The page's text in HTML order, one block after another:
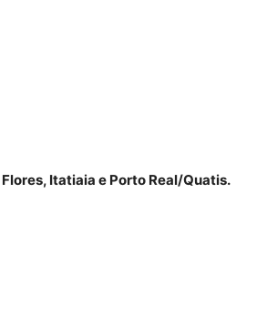
Itatiaia e Porto Real/Quatis.